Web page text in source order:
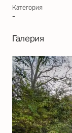
Категория
-
Галерия